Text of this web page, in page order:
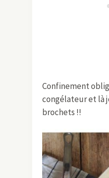
Confinement
congélateur et là
brochets !!